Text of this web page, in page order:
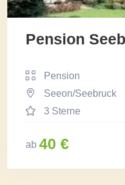
Pension
Pension
Seeon/Seebruck
3 Sterne
ab 40 €